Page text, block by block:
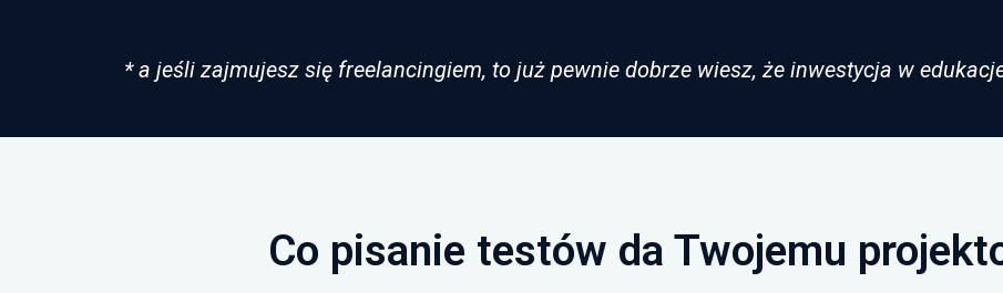
* a jeśli zajmujesz się freelancingiem, to już pewnie dobrze wiesz, że inwestycja w
Co pisanie testów da Twojemu